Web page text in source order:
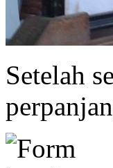
Setelah